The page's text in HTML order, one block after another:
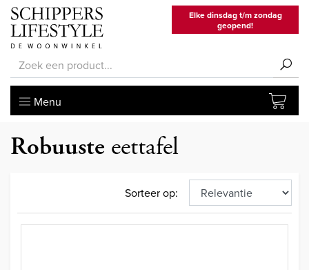
Elke dinsdag t/m zondag
geopend!
Menu
Robuuste eettafel
Sorteer op: